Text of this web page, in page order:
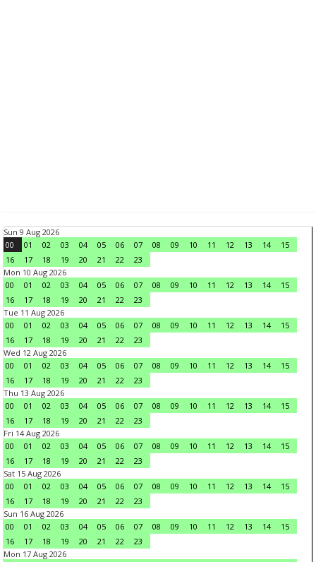
Sun 9 Aug 2026
00
01 02 03 04 05 06 07 08 09 10 11 12 13 14
15
16
17 18 19 20 21 22
23
Mon 10 Aug 2026
00
01 02 03 04 05 06 07 08 09 10 11 12 13 14
15
16
17 18 19 20 21 22
23
Tue 11 Aug 2026
00
01 02 03 04 05 06 07 08 09 10 11 12 13 14
15
16
17 18 19 20 21 22
23
Wed 12 Aug 2026
00
01 02 03 04 05 06 07 08 09 10 11 12 13 14
15
16
17 18 19 20 21 22
23
Thu 13 Aug 2026
00
01 02 03 04 05 06 07 08 09 10 11 12 13 14
15
16
17 18 19 20 21 22
23
Fri 14 Aug 2026
00
01 02 03 04 05 06 07 08 09 10 11 12 13 14
15
16
17 18 19 20 21 22
23
Sat 15 Aug 2026
00
01 02 03 04 05 06 07 08 09 10 11 12 13 14
15
16
17 18 19 20 21 22
23
Sun 16 Aug 2026
00
01 02 03 04 05 06 07 08 09 10 11 12 13 14
15
16
17 18 19 20 21 22
23
Mon 17 Aug 2026